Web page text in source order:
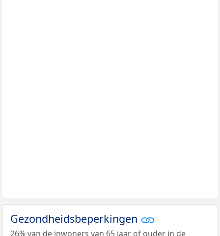
Gezondheidsbeperkingen
26% van de inwoners van 65 jaar of ouder in de